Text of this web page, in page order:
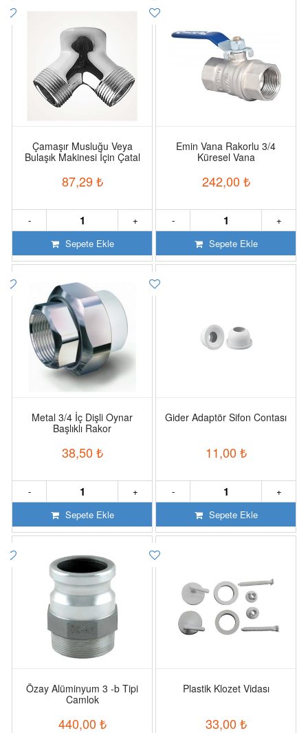
Çamaşır Musluğu Veya
Bulaşık Makinesi İçin Çatal
Bağlantı Aparatı
87,29₺
+
-
Sepete Ekle
Emin Vana Rakorlu 3/4
Küresel Vana
242,00 ₺
+
-
Sepete Ekle
Metal 3/4 İç Dişli Oynar
Başlıklı Rakor
38,50 ₺
+
-
Sepete Ekle
Gider Adaptör Sifon Contası
11,00 ₺
+
-
Sepete Ekle
Özay Alüminyum 3 -b Tipi
Camlok
440,00 ₺
Plastik Klozet Vidası
33,00 ₺